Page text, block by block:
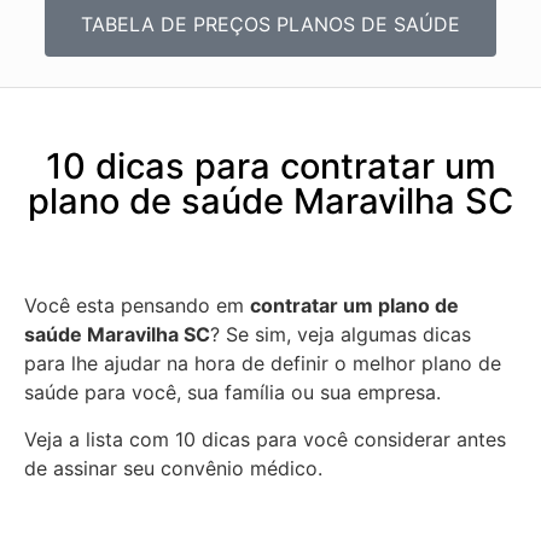
TABELA DE PREÇOS PLANOS DE SAÚDE
10 dicas para contratar um
plano de saúde Maravilha SC
Você esta pensando em contratar um plano de
saúde Maravilha SC? Se sim, veja algumas dicas
para lhe ajudar na hora de definir o melhor plano de
saúde para você, sua família ou sua empresa.
Veja a lista com 10 dicas para você considerar antes
de assinar seu convênio médico.